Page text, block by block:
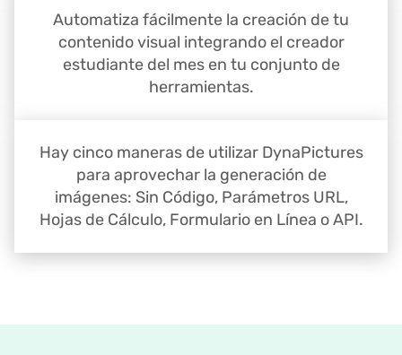
Automatiza fácilmente la creación de tu
contenido visual integrando el creador
estudiante del mes en tu conjunto de
herramientas.
Hay cinco maneras de utilizar DynaPictures
para aprovechar la generación de
imágenes: Sin Código, Parámetros URL,
Hojas de Cálculo, Formulario en Línea o API.